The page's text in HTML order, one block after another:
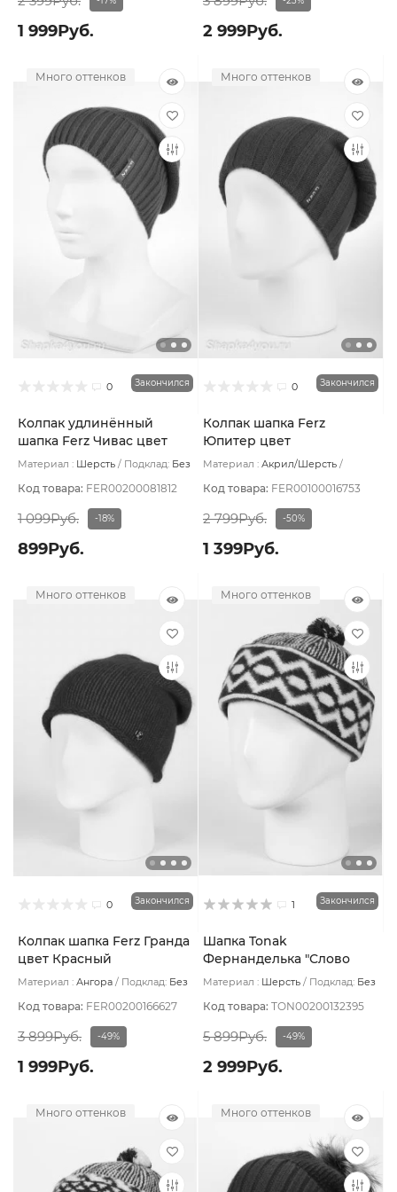
1 999Руб. 2 999Руб.
Много оттенков
0 Закончился
Колпак удлинённый
шапка Ferz Чивас цвет
Красный
Материал : Шерсть Подклад: Без
Код товара: FER00200081812
1 099Руб. -18%
899Руб.
Много оттенков
0 Закончился
Колпак шапка Ferz
Юпитер цвет
Викторианский красный
Материал : Акрил/Шерсть
Код товара: FER00100016753
2 799Руб. -50%
1 399Руб.
Много оттенков
0 Закончился
Колпак шапка Ferz Гранда
цвет Красный
Материал : Ангора Подклад: Без
Код товара: FER00200166627
3 899Руб. -49%
1 999Руб.
Много оттенков
1 Закончился
Шапка Tonak
Фернанделька "Слово
пацана" цвет Ромб
Материал : Шерсть Подклад: Без
Код товара: TON00200132395
5 899Руб. -49%
2 999Руб.
Много оттенков Много оттенков